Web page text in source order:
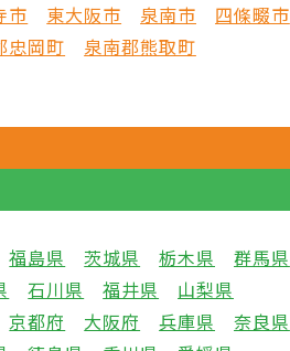
市 東大阪市 泉南市
四條畷市
忠岡町
泉南郡熊取町
福島県 茨城県 栃木県
群馬県
石川県 福井県
山梨県
京都府 大阪府 兵庫県
奈良県